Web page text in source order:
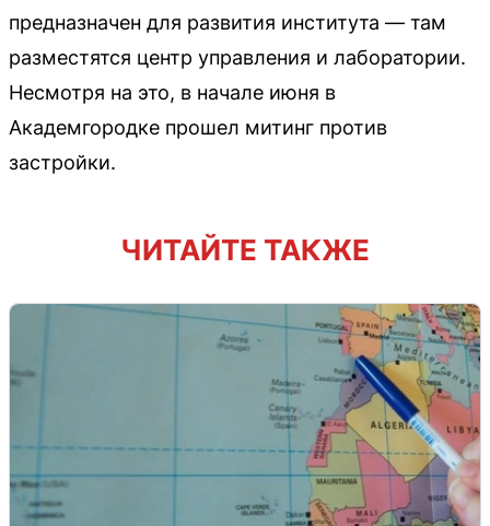
предназначен для развития института — там
разместятся центр управления и лаборатории.
Несмотря на это, в начале июня в
Академгородке прошел митинг против
застройки.
ЧИТАЙТЕ ТАКЖЕ